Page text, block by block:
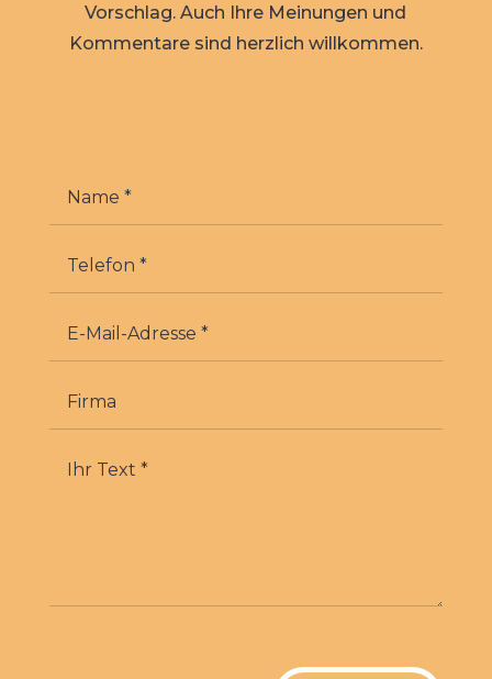
Vorschlag. Auch Ihre Meinungen und
Kommentare sind herzlich willkommen.